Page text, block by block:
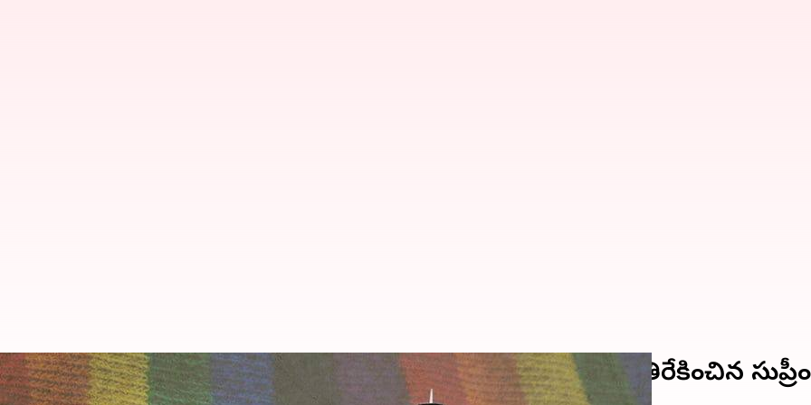
'స్వలింగ వివాహం అర్బన్ కాన్సెప్ట్ కాదు'; కేంద్రం వాదనలను వ్యతిరేకించిన